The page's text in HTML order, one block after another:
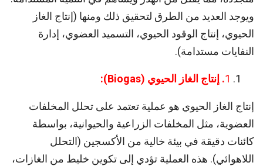
ويوجد العديد من الطرق لتحقيق ذلك ومنها (إنتاج الغاز
الحيوي، إنتاج الوقود الحيوي، التسميد العضوي، إدارة
النفايات مستدامة).
1. إنتاج الغاز الحيوي (Biogas
):
إنتاج الغاز الحيوي هو عملية تعتمد على تحلل المخلفات
العضوية، مثل المخلفات الزراعية والحيوانية، بواسطة
كائنات دقيقة في بيئة خالية من الأكسجين (التحلل
اللاهوائي). هذه العملية تؤدي إلى تكوين خليط من الغازات،